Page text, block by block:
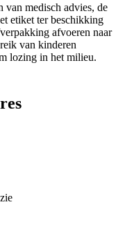
medisch advies, de
etiket ter beschikking
afvoeren naar
van kinderen
lozing in het milieu.